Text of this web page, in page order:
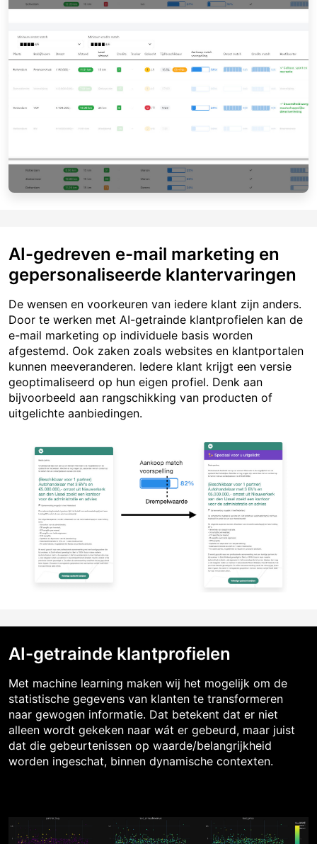
AI-gedreven e-mail marketing en
gepersonaliseerde klantervaringen
De wensen en voorkeuren van iedere klant zijn anders.
Door te werken met AI-getrainde klantprofielen kan de
e-mail marketing op individuele basis worden
afgestemd. Ook zaken zoals websites en klantportalen
kunnen meeveranderen. Iedere klant krijgt een versie
geoptimaliseerd op hun eigen profiel. Denk aan
bijvoorbeeld aan rangschikking van producten of
uitgelichte aanbiedingen.
AI-getrainde klantprofielen
Met machine learning maken wij het mogelijk om de
statistische gegevens van klanten te transformeren
naar gewogen informatie. Dat betekent dat er niet
alleen wordt gekeken naar wát er gebeurd, maar juist
dat die gebeurtenissen op waarde/belangrijkheid
worden ingeschat, binnen dynamische contexten.